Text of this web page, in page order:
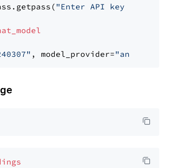
"Enter API key for
, model_provider="anthropic"